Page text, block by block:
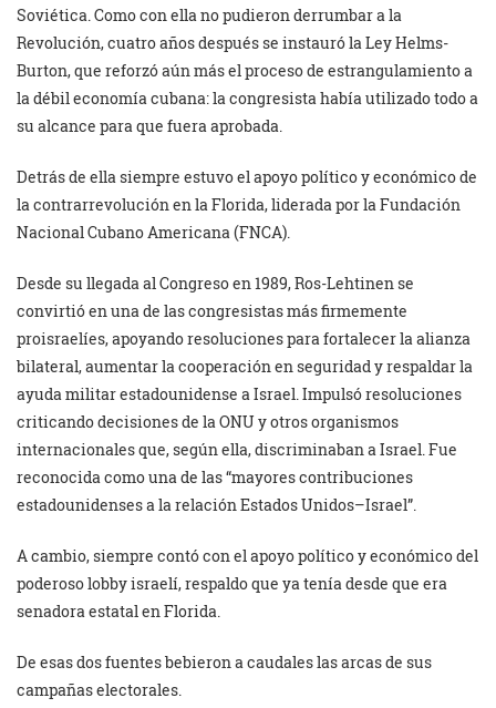
Soviética. Como con ella no pudieron derrumbar a la
Revolución, cuatro años después se instauró la Ley Helms-
Burton, que reforzó aún más el proceso de estrangulamiento a
la débil economía cubana: la congresista había utilizado todo a
su alcance para que fuera aprobada.
Detrás de ella siempre estuvo el apoyo político y económico de
la contrarrevolución en la Florida, liderada por la Fundación
Nacional Cubano Americana (FNCA).
Desde su llegada al Congreso en 1989, Ros-Lehtinen se
convirtió en una de las congresistas más firmemente
proisraelíes, apoyando resoluciones para fortalecer la alianza
bilateral, aumentar la cooperación en seguridad y respaldar la
ayuda militar estadounidense a Israel. Impulsó resoluciones
criticando decisiones de la ONU y otros organismos
internacionales que, según ella, discriminaban a Israel. Fue
reconocida como una de las “mayores contribuciones
estadounidenses a la relación Estados Unidos–Israel”.
A cambio, siempre contó con el apoyo político y económico del
poderoso lobby israelí, respaldo que ya tenía desde que era
senadora estatal en Florida.
De esas dos fuentes bebieron a caudales las arcas de sus
campañas electorales.